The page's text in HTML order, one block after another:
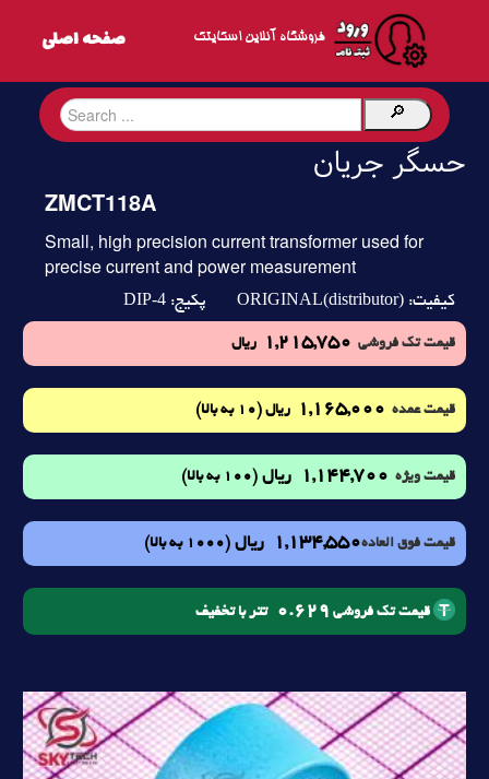
فروشگاه آنلاین اسکایتک
حسگر جریان
ZMCT118A
Small, high precision current transformer used for
precise current and power measurement
کیفیت: ORIGINAL(distributor) پکیج: DIP-4
قیمت تک فروشی 1,215,750 ریال
قیمت عمده 1,165,000 ریال (10 به بالا)
قیمت ویژه 1,144,700 ریال (100 به بالا)
قیمت فوق العاده1,134,550 ریال (1000 به بالا)
قیمت تک فروشی 0.629 تتر با تخفیف